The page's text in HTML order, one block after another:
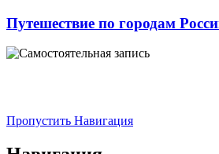
Путешествие по городам
Пропустить Навигация